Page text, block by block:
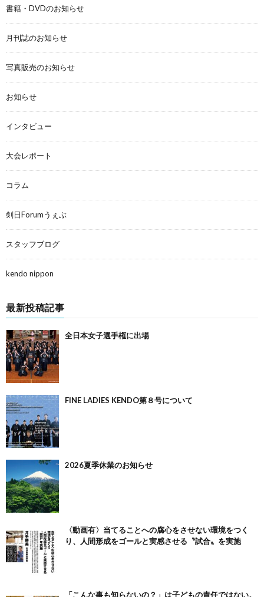
書籍・DVDのお知らせ
月刊誌のお知らせ
写真販売のお知らせ
お知らせ
インタビュー
大会レポート
コラム
剣日Forumうぇぶ
スタッフブログ
kendo nippon
最新投稿記事
全日本女子選手権に出場
FINE LADIES KENDO第８号について
2026夏季休業のお知らせ
〈動画有〉当てることへの腐心をさせない環境をつく
り、人間形成をゴールと実感させる〝試合〟を実施
「こんな事も知らないの？」は子どもの責任ではない。